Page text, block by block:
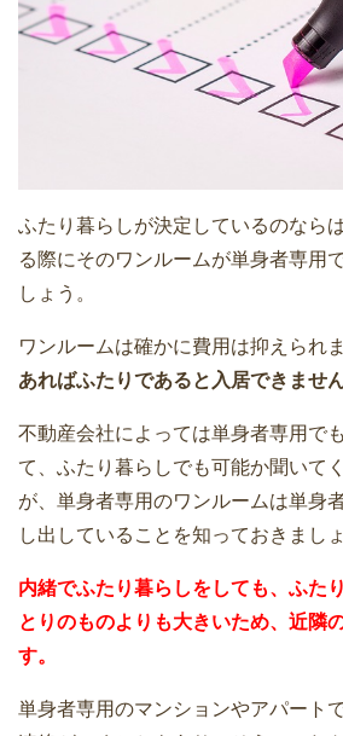
ふたり暮らしが決定しているのなら
る際にそのワンルームが単身者専用
しょう。
ワンルームは確かに費用は抑えられま
あればふたりであると入居できませ
不動産会社によっては単身者専用で
て、ふたり暮らしでも可能か聞いて
が、単身者専用のワンルームは単身
し出していることを知っておきましょ
内緒でふたり暮らしをしても、ふた
とりのものよりも大きいため、近隣
す。
単身者専用のマンションやアパート